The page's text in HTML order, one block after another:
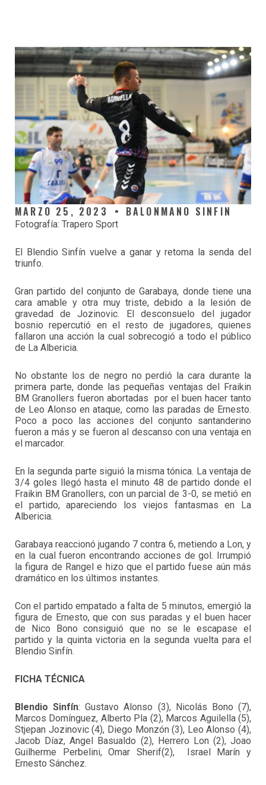
MARZO 25, 2023 BALONMANO SINFIN
Fotografía: Trapero Sport
El Blendio Sinfín vuelve a ganar y retoma la senda del
triunfo.
Gran partido del conjunto de Garabaya, donde tiene una
cara amable y otra muy triste, debido a la lesión de
gravedad de Jozinovic. El desconsuelo del jugador
bosnio repercutió en el resto de jugadores, quienes
fallaron una acción la cual sobrecogió a todo el público
de La Albericia.
No obstante los de negro no perdió la cara durante la
primera parte, donde las pequeñas ventajas del Fraikin
BM Granollers fueron abortadas por el buen hacer tanto
de Leo Alonso en ataque, como las paradas de Ernesto.
Poco a poco las acciones del conjunto santanderino
fueron a más y se fueron al descanso con una ventaja en
el marcador.
En la segunda parte siguió la misma tónica. La ventaja de
3/4 goles llegó hasta el minuto 48 de partido donde el
Fraikin BM Granollers, con un parcial de 3-0, se metió en
el partido, apareciendo los viejos fantasmas en La
Albericia.
Garabaya reaccionó jugando 7 contra 6, metiendo a Lon, y
en la cual fueron encontrando acciones de gol. Irrumpió
la figura de Rangel e hizo que el partido fuese aún más
dramático en los últimos instantes.
Con el partido empatado a falta de 5 minutos, emergió la
figura de Ernesto, que con sus paradas y el buen hacer
de Nico Bono consiguió que no se le escapase el
partido y la quinta victoria en la segunda vuelta para el
Blendio Sinfín.
FICHA TÉCNICA
Blendio Sinfín: Gustavo Alonso (3), Nicolás Bono (7),
Marcos Domínguez, Alberto Pla (2), Marcos Aguilella (5),
Stjepan Jozinovic (4), Diego Monzón (3), Leo Alonso (4),
Jacob Díaz, Angel Basualdo (2), Herrero Lon (2), Joao
Guilherme Perbelini, Omar Sherif(2), Israel Marín y
Ernesto Sánchez.